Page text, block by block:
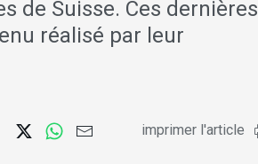
de Suisse. Ces dernières
réalisé par leur
imprimer l'article